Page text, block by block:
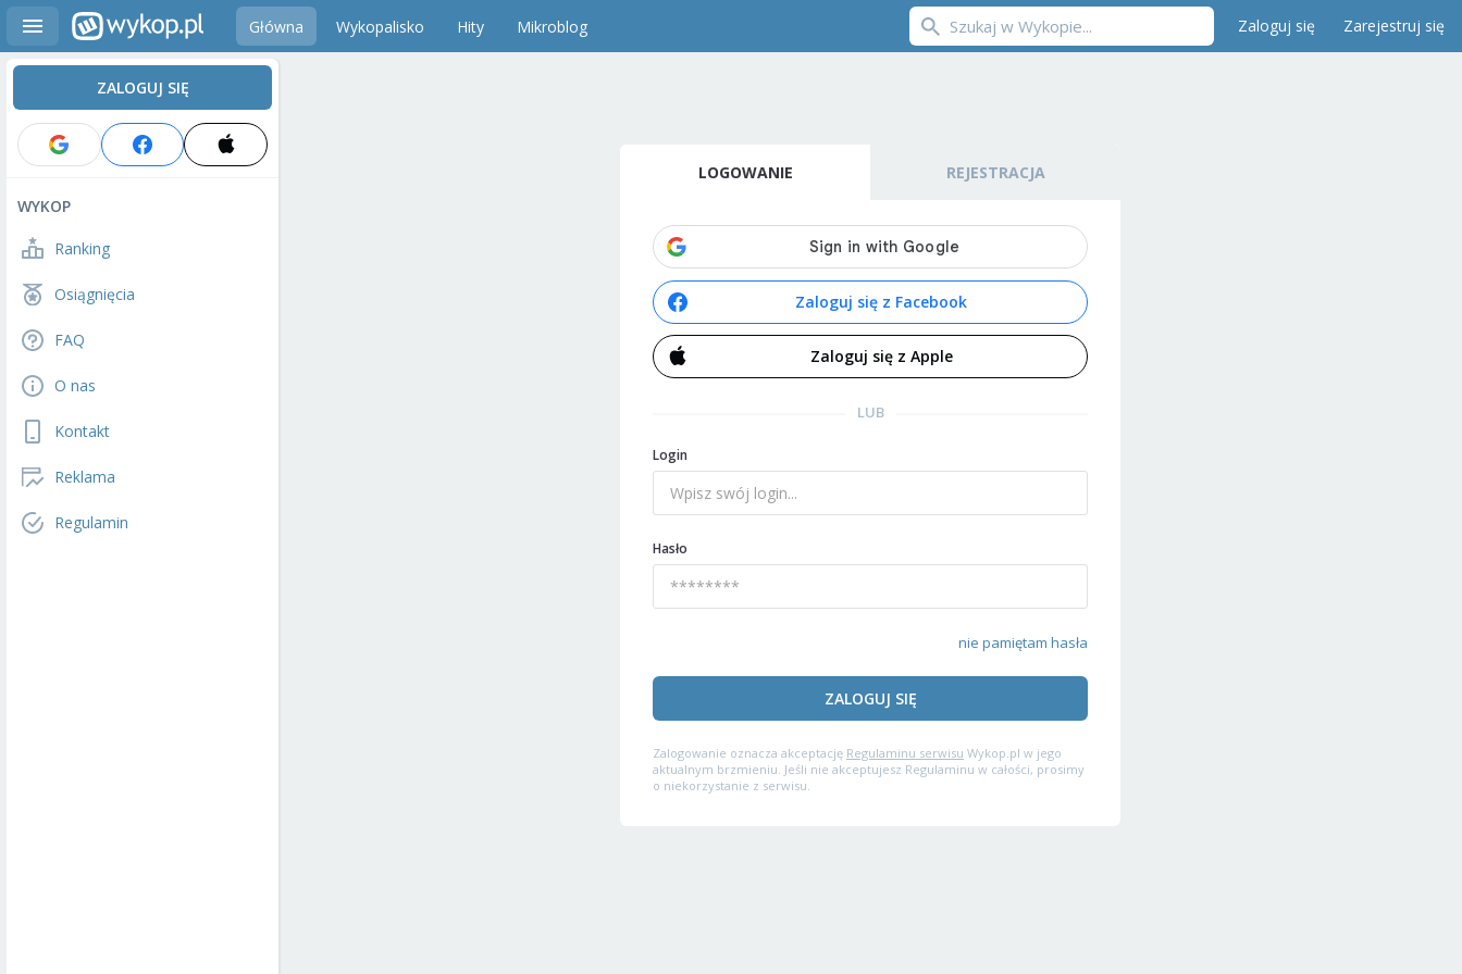
Główna Wykopalisko Hity Mikroblog Zaloguj się Zarejestruj się
ZALOGUJ SIĘ
WYKOP
Ranking
Osiągnięcia
FAQ
O nas
Kontakt
Reklama
Regulamin
LOGOWANIE REJESTRACJA
Zaloguj się z Facebook
Zaloguj się z Apple
LUB
Login
Hasło
nie pamiętam hasła
ZALOGUJ SIĘ
Zalogowanie oznacza akceptację Regulaminu serwisu Wykop.pl w jego
aktualnym brzmieniu. Jeśli nie akceptujesz Regulaminu w całości, prosimy
o niekorzystanie z serwisu.